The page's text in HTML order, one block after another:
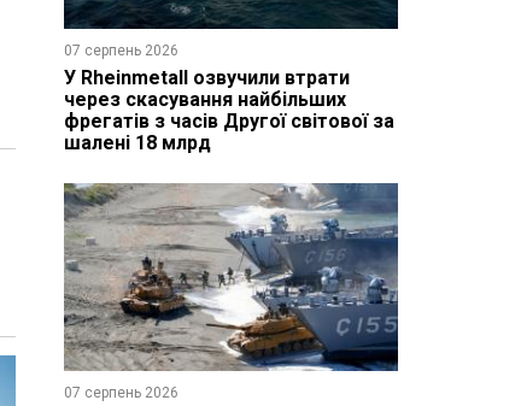
07 серпень 2026
У Rheinmetall озвучили втрати
через скасування найбільших
фрегатів з часів Другої світової за
шалені 18 млрд
07 серпень 2026